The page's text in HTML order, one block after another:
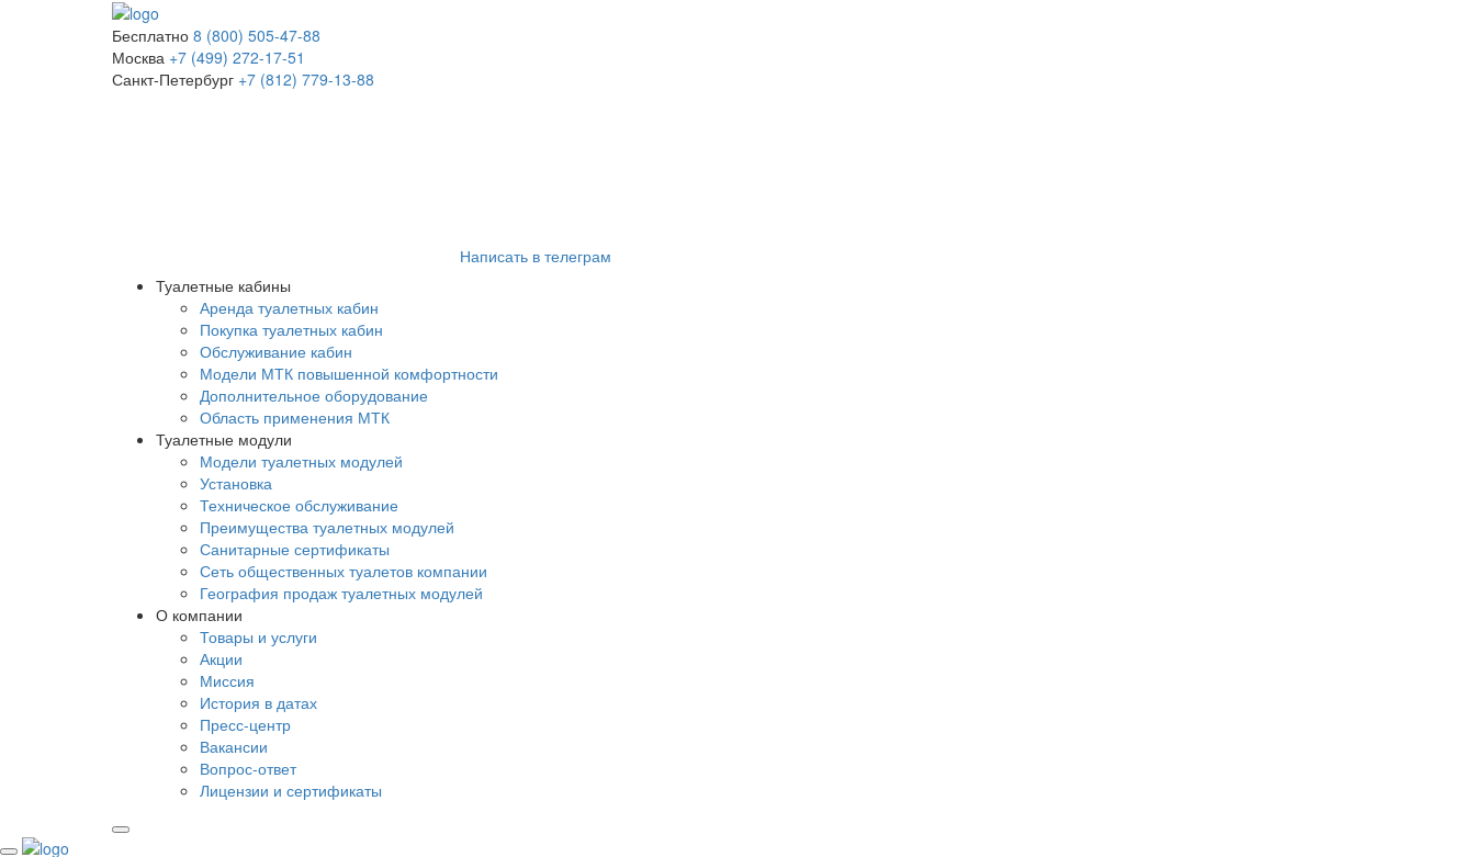
Бесплатно 8 (800) 505-47-88
Москва +7 (499) 272-17-51
Санкт-Петербург +7 (812) 779-13-88
Написать в телеграм
Туалетные кабины
Аренда туалетных кабин
Покупка туалетных кабин
Обслуживание кабин
Модели МТК повышенной комфортности
Дополнительное оборудование
Область применения МТК
Туалетные модули
Модели туалетных модулей
Установка
Техническое обслуживание
Преимущества туалетных модулей
Санитарные сертификаты
Сеть общественных туалетов компании
География продаж туалетных модулей
О компании
Товары и услуги
Акции
Миссия
История в датах
Пресс-центр
Вакансии
Вопрос-ответ
Лицензии и сертификаты